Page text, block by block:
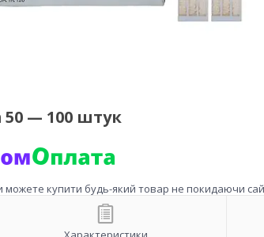
— 100 штук
можете купити будь-який товар не покидаючи